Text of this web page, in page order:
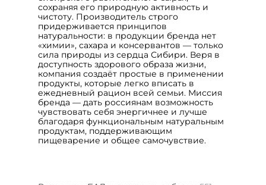
сохраняя его природную активность и
чистоту. Производитель строго
придерживается принципов
натуральности: в продукции бренда нет
«химии», сахара и консервантов — только
сила природы из сердца Сибири. Веря в
доступность здорового образа жизни,
компания создаёт простые в применении
продукты, которые легко вписать в
ежедневный рацион всей семьи. Миссия
бренда — дать россиянам возможность
чувствовать себя энергичнее и лучше
благодаря функциональным натуральным
продуктам, поддерживающим
пищеварение и общее самочувствие.